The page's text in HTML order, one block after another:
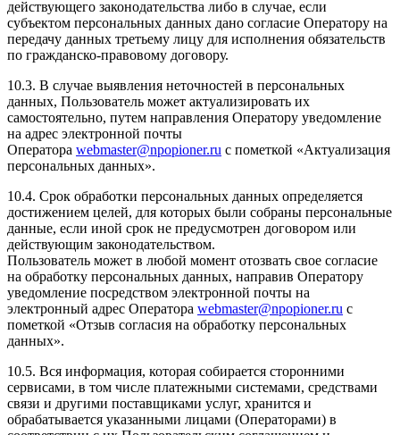
действующего законодательства либо в случае, если
субъектом персональных данных дано согласие Оператору на
передачу данных третьему лицу для исполнения обязательств
по гражданско-правовому договору.
10.3. В случае выявления неточностей в персональных
данных, Пользователь может актуализировать их
самостоятельно, путем направления Оператору уведомление
на адрес электронной почты
Оператора webmaster@npopioner.ru с пометкой «Актуализация
персональных данных».
10.4. Срок обработки персональных данных определяется
достижением целей, для которых были собраны персональные
данные, если иной срок не предусмотрен договором или
действующим законодательством.
Пользователь может в любой момент отозвать свое согласие
на обработку персональных данных, направив Оператору
уведомление посредством электронной почты на
электронный адрес Оператора webmaster@npopioner.ru с
пометкой «Отзыв согласия на обработку персональных
данных».
10.5. Вся информация, которая собирается сторонними
сервисами, в том числе платежными системами, средствами
связи и другими поставщиками услуг, хранится и
обрабатывается указанными лицами (Операторами) в